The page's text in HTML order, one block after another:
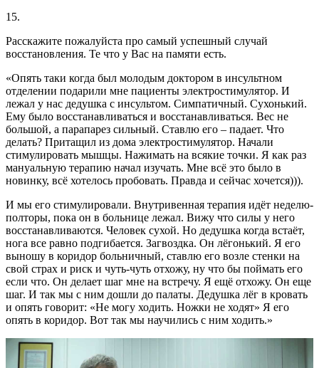
15.
Расскажите пожалуйста про самый успешный случай
восстановления. Те что у Вас на памяти есть.
«Опять таки когда был молодым доктором в инсультном
отделении подарили мне пациенты электростимулятор. И
лежал у нас дедушка с инсультом. Симпатичный. Сухонький.
Ему было восстанавливаться и восстанавливаться. Вес не
большой, а парапарез сильный. Ставлю его – падает. Что
делать? Притащил из дома электростимулятор. Начали
стимулировать мышцы. Нажимать на всякие точки. Я как раз
мануальную терапию начал изучать. Мне всё это было в
новинку, всё хотелось пробовать. Правда и сейчас хочется))).
И мы его стимулировали. Внутривенная терапия идёт неделю-
полторы, пока он в больнице лежал. Вижу что силы у него
восстанавливаются. Человек сухой. Но дедушка когда встаёт,
нога все равно подгибается. Загвоздка. Он лёгонький. Я его
выношу в коридор больничный, ставлю его возле стенки на
свой страх и риск и чуть-чуть отхожу, ну что бы поймать его
если что. Он делает шаг мне на встречу. Я ещё отхожу. Он еще
шаг. И так мы с ним дошли до палаты. Дедушка лёг в кровать
и опять говорит: «Не могу ходить. Ножки не ходят» Я его
опять в коридор. Вот так мы научились с ним ходить.»